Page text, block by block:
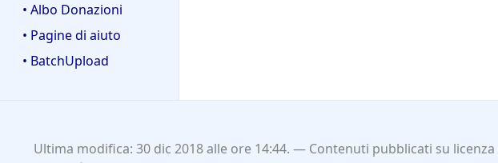
• Albo Donazioni
• Pagine di aiuto
• BatchUpload
Ultima modifica: 30 dic 2018 alle ore 14:44. Contenuti pubblicati su licenza